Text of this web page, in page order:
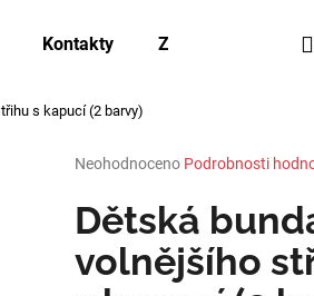
Kontakty Značky
s kapucí (2 barvy)
Průměrné
produktu
je
z
Neohodnoceno Podrobnosti
Dětská
volnějšího